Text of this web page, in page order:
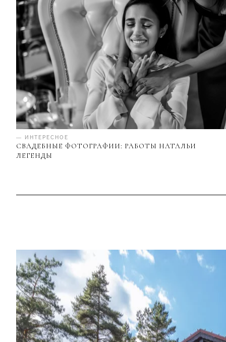
— ИНТЕРЕСНОЕ
СВАДЕБНЫЕ ФОТОГРАФИИ: РАБОТЫ НАТАЛЬИ
ЛЕГЕНДЫ